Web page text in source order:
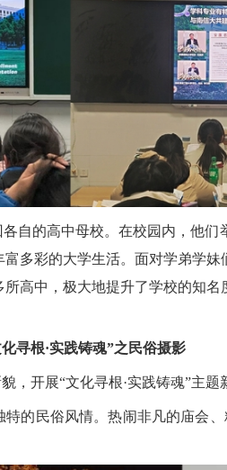
自的高中母校。在校园内，他
多彩的大学生活。面对学弟学
高中，极大地提升了学校的知名
寻根·实践铸魂”之民俗摄影
，开展“文化寻根·实践铸魂”主题
的民俗风情。热闹非凡的庙会